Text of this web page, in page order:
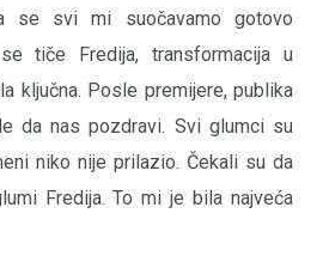
se svi mi suočavamo gotovo
tiče Fredija, transformacija u
ključna. Posle premijere, publika
da nas pozdravi. Svi glumci su
niko nije prilazio. Čekali su da
Fredija. To mi je bila najveća